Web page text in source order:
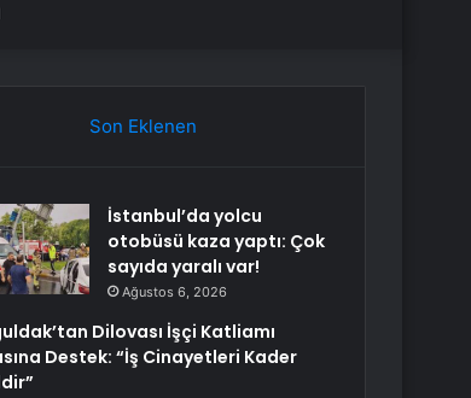
Son Eklenen
İstanbul’da yolcu
otobüsü kaza yaptı: Çok
sayıda yaralı var!
Ağustos 6, 2026
Dilovası İşçi Katliamı
Destek: “İş Cinayetleri Kader